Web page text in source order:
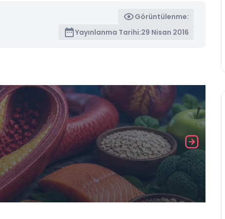
Görüntülenme:
Yayınlanma Tarihi:29 Nisan 2016